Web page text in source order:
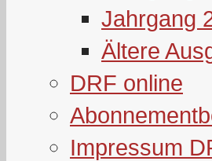
Jahrgang
Ältere
DRF online
Impressum